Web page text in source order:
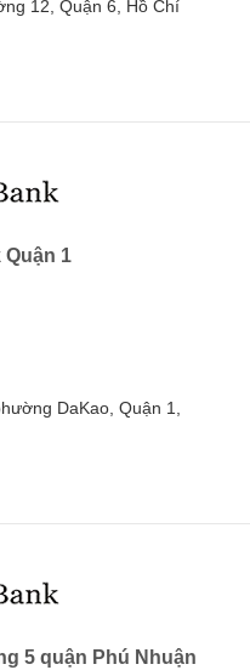
12, Quận 6, Hồ Chí
Quận 1
DaKao, Quận 1,
5 quận Phú Nhuận